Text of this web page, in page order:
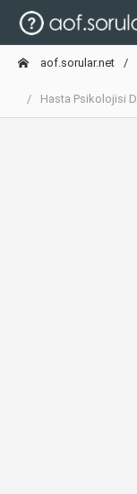
aof.sorular.net
Hasta Psikolojisi